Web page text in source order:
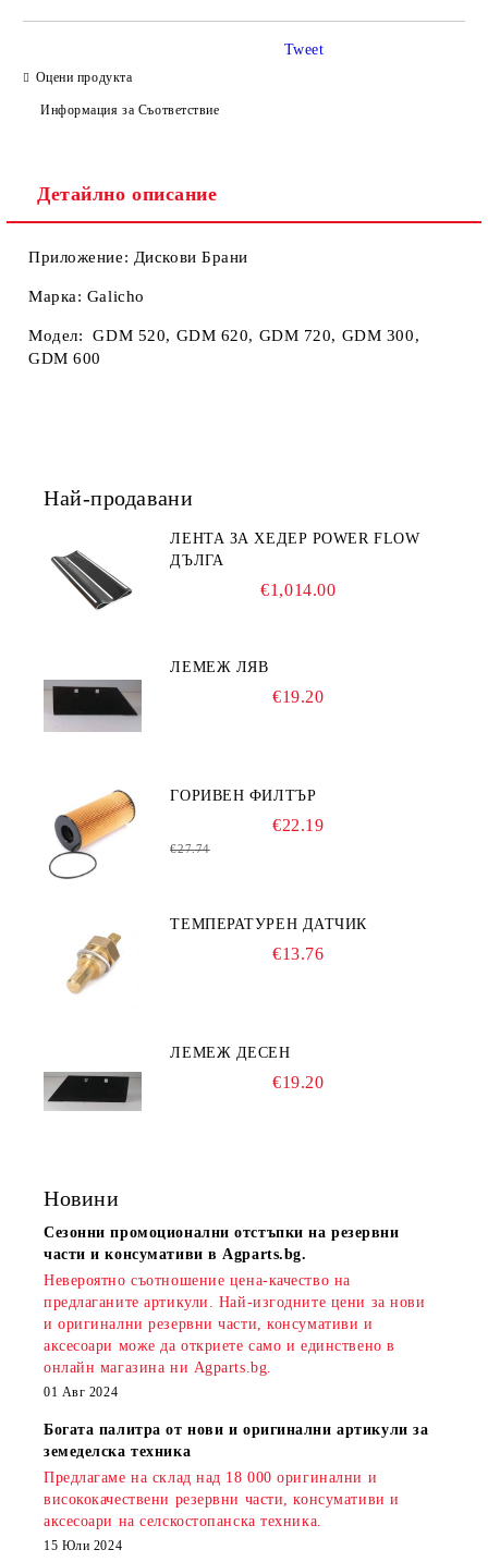
Оцени продукта
Информация за Съответствие
Tweet
Детайлно описание
Приложение: Дискови Брани
Марка: Galicho
Модел: GDM 520, GDM 620, GDM 720, GDM 300,
GDM 600
Най-продавани
ЛЕНТА ЗА ХЕДЕР POWER FLOW
ДЪЛГА
€1,014.00
ЛЕМЕЖ ЛЯВ
€19.20
ГОРИВЕН ФИЛТЪР
€22.19
€27.74
ТЕМПЕРАТУРЕН ДАТЧИК
€13.76
ЛЕМЕЖ ДЕСЕН
€19.20
Новини
Сезонни промоционални отстъпки на резервни
части и консумативи в Agparts.bg.
Невероятно съотношение цена-качество на
предлаганите артикули. Най-изгодните цени за нови
и оригинални резервни части, консумативи и
аксесоари може да откриете само и единствено в
онлайн магазина ни Agparts.bg.
01 Авг 2024
Богата палитра от нови и оригинални артикули за
земеделска техника
Предлагаме на склад над 18 000 оригинални и
висококачествени резервни части, консумативи и
аксесоари на селскостопанска техника.
15 Юли 2024